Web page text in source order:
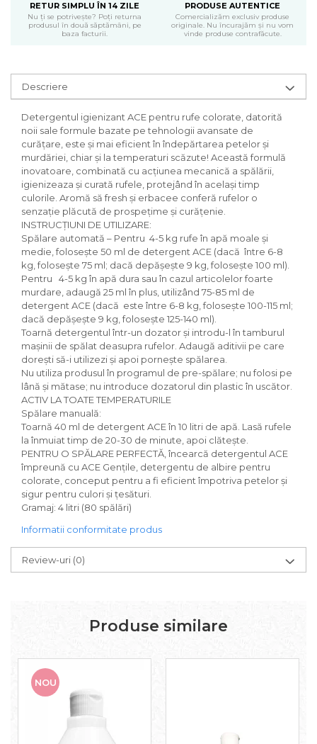
Solutii dezinfectante
Odorizant camera
Servetele umede antibacteriene
suprafete
Laveta magica
Maturi, mopuri si galeti
Solutii Antimucegai
Manusi
Rezerva mop
Solutie anticalcar pentru
cafetiere
Solutie curatare aparatura
electronica
Solutie multisuprafete
RETUR SIMPLU ÎN 14 ZILE
Nu ți se potrivește? Poți returna
produsul în două săptămâni, pe
baza facturii.
PRODUSE AUTENTICE
Comercializăm exclusiv produse
originale. Nu încurajăm și nu vom
vinde produse contrafăcute.
Descriere
Detergentul igienizant ACE pentru rufe colorate, datorită
noii sale formule bazate pe tehnologii avansate de
curățare, este și mai eficient în îndepărtarea petelor și
murdăriei, chiar și la temperaturi scăzute! Această formulă
inovatoare, combinată cu acțiunea mecanică a spălării,
igienizeaza și curată rufele, protejând în același timp
culorile. Aromă să fresh și erbacee conferă rufelor o
senzație plăcută de prospețime și curățenie.
INSTRUCȚIUNI DE UTILIZARE:
Spălare automată – Pentru 4-5 kg rufe în apă moale și
medie, folosește 50 ml de detergent ACE (dacă între 6-8
kg, folosește 75 ml; dacă depășește 9 kg, folosește 100 ml).
Pentru 4-5 kg în apă dura sau în cazul articolelor foarte
murdare, adaugă 25 ml în plus, utilizând 75-85 ml de
detergent ACE (dacă este între 6-8 kg, folosește 100-115 ml;
dacă depășește 9 kg, folosește 125-140 ml).
Toarnă detergentul într-un dozator și introdu-l în tamburul
mașinii de spălat deasupra rufelor. Adaugă aditivii pe care
dorești să-i utilizezi și apoi pornește spălarea.
Nu utiliza produsul în programul de pre-spălare; nu folosi pe
lână și mătase; nu introduce dozatorul din plastic în uscător.
ACTIV LA TOATE TEMPERATURILE
Spălare manuală:
Toarnă 40 ml de detergent ACE în 10 litri de apă. Lasă rufele
la înmuiat timp de 20-30 de minute, apoi clătește.
PENTRU O SPĂLARE PERFECTĂ, încearcă detergentul ACE
împreună cu ACE Gențile, detergentu de albire pentru
colorate, conceput pentru a fi eficient împotriva petelor și
sigur pentru culori și țesături.
Gramaj: 4 litri (80 spălări)
Informatii conformitate produs
Review-uri (0)
Produse similare
NOU